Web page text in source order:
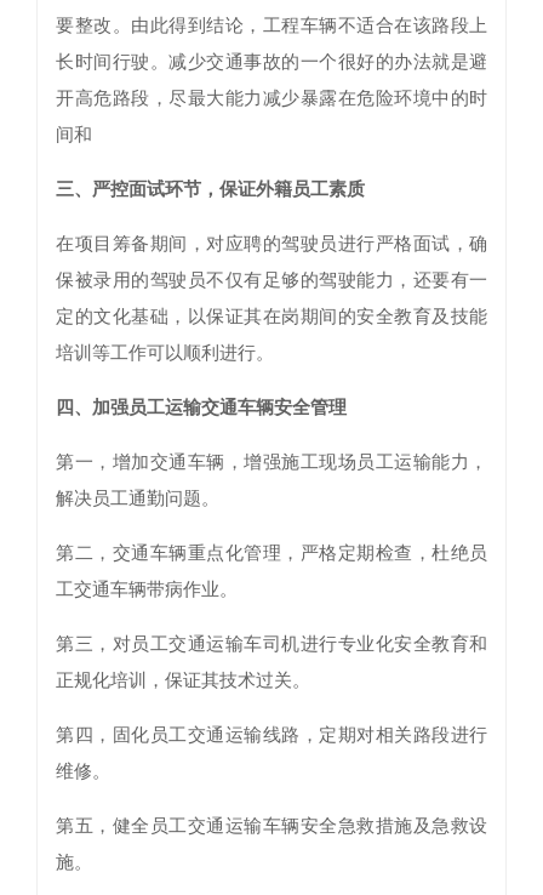
要整改。由此得到结论，工程车辆不适合在该路段上
长时间行驶。减少交通事故的一个很好的办法就是避
开高危路段，尽最大能力减少暴露在危险环境中的时
间和
三、严控面试环节，保证外籍员工素质
在项目筹备期间，对应聘的驾驶员进行严格面试，确
保被录用的驾驶员不仅有足够的驾驶能力，还要有一
定的文化基础，以保证其在岗期间的安全教育及技能
培训等工作可以顺利进行。
四、加强员工运输交通车辆安全管理
第一，增加交通车辆，增强施工现场员工运输能力，
解决员工通勤问题。
第二，交通车辆重点化管理，严格定期检查，杜绝员
工交通车辆带病作业。
第三，对员工交通运输车司机进行专业化安全教育和
正规化培训，保证其技术过关。
第四，固化员工交通运输线路，定期对相关路段进行
维修。
第五，健全员工交通运输车辆安全急救措施及急救设
施。